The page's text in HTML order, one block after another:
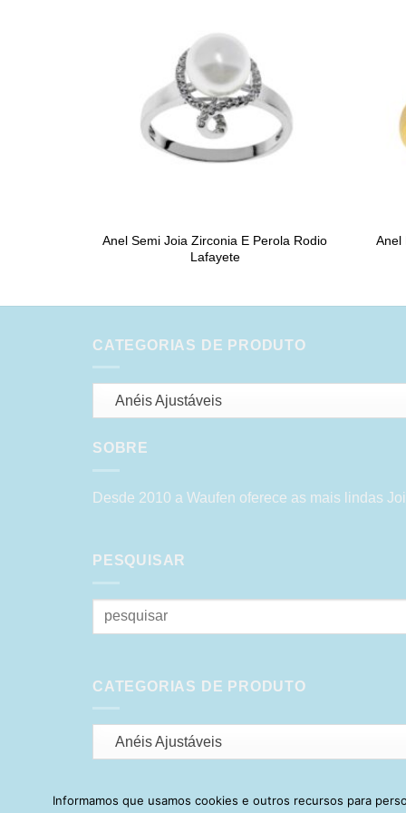
Anel Semi Joia Zirconia E Perola Rodio
Lafayete
Anel
CATEGORIAS DE PRODUTO
Anéis Ajustáveis
SOBRE
Desde 2010 a Waufen oferece as mais lindas
PESQUISAR
Pesquisar
CATEGORIAS DE PRODUTO
Anéis Ajustáveis
Informamos que usamos cookies e outros recursos para